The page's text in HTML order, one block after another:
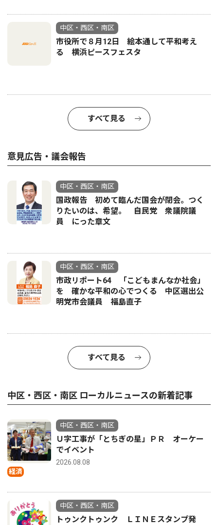
中区・西区・南区
市役所で８月12日 絵本通して平和考え
る 横浜ピースフェスタ
すべて見る
意見広告・議会報告
中区・西区・南区
国政報告 初めて臨んだ国会が閉会。つく
りたいのは、希望。 自民党 衆議院議
員 にった章文
中区・西区・南区
市政リポート64 「こどもまんなか社会」
を 確かな平和の心でつくる 中区選出公
明党市会議員 福島直子
すべて見る
中区・西区・南区 ローカルニュースの新着記事
経済
中区・西区・南区
Ｕ字工事が「とちぎの星」ＰＲ オーケー
でイベント
2026.08.08
中区・西区・南区
トゥンクトゥンク ＬＩＮＥスタンプ発